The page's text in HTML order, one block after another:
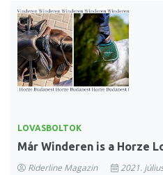
LOVASBOLTOK
Már Winderen is a Horze
Riderline Magazin 2021.